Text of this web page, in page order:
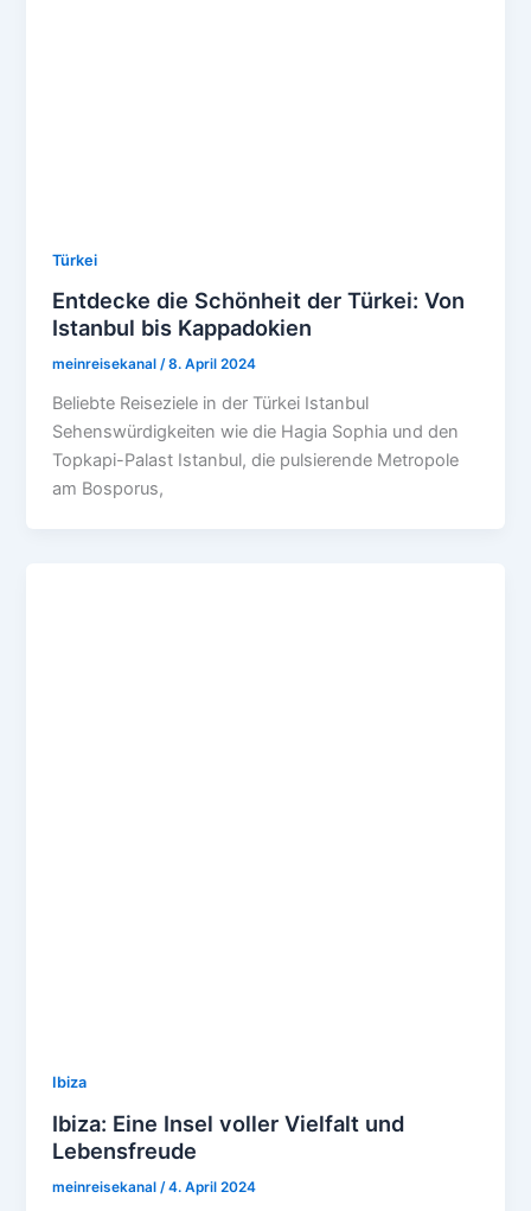
Türkei
Entdecke die Schönheit der Türkei: Von
Istanbul bis Kappadokien
meinreisekanal/8. April 2024
Beliebte Reiseziele in der Türkei Istanbul
Sehenswürdigkeiten wie die Hagia Sophia und den
Topkapi-Palast Istanbul, die pulsierende Metropole
am Bosporus,
Ibiza
Ibiza: Eine Insel voller Vielfalt und
Lebensfreude
meinreisekanal /4. April 2024